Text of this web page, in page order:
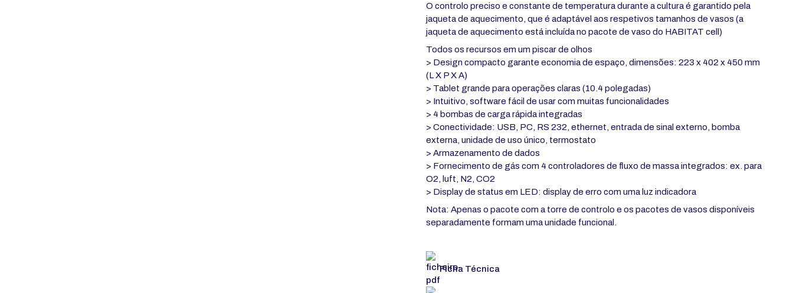
O controlo preciso e constante de temperatura durante a cultura é garantido pela
jaqueta de aquecimento, que é adaptável aos respetivos tamanhos de vasos (a
jaqueta de aquecimento está incluída no pacote de vaso do HABITAT cell)
Todos os recursos em um piscar de olhos
> Design compacto garante economia de espaço, dimensões: 223 x 402 x 450 mm
(L X P X A)
> Tablet grande para operações claras (10.4 polegadas)
> Intuitivo, software fácil de usar com muitas funcionalidades
> 4 bombas de carga rápida integradas
> Conectividade: USB, PC, RS 232, ethernet, entrada de sinal externo, bomba
externa, unidade de uso único, termostato
> Armazenamento de dados
> Fornecimento de gás com 4 controladores de fluxo de massa integrados: ex. para
O2, luft, N2, CO2
> Display de status em LED: display de erro com uma luz indicadora
Nota: Apenas o pacote com a torre de controlo e os pacotes de vasos disponíveis
separadamente formam uma unidade funcional.
Ficha Técnica